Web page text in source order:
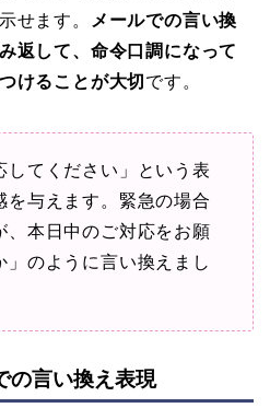
せます。
メールでの言い換
返して、命令口調になって
けることが大切 です。
してください」という表
を与えます。緊急の場合
、本日中のご対応をお願
」のように言い換えまし
の言い換え表現